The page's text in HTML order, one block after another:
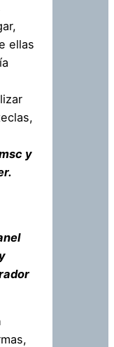
ellas
y